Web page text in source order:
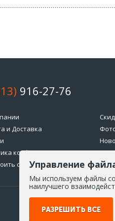
916-27-76
и Доставка
конфиденциальности
cookieУправление
Мы используем файлы
наилучшего
РАЗРЕШИТЬ ВСЕ